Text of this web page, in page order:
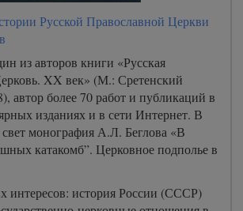
Русской Православной Церкви
из авторов книги «Русская
XX век» (М.: Сретенский
автор более 70 работ и публикаций в
изданиях и в сети Интернет. В
монография А.Л. Беглова «В
катакомб”. Церковное подполье в
интересов: история России (СССР)